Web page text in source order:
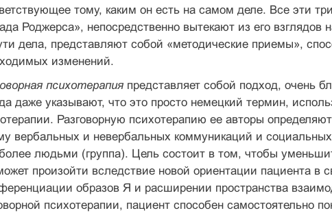
тому, каким он есть на самом деле. Все эти
Роджерса», непосредственно вытекают из его
дела, представляют собой «методические приемы»,
изменений.
психотерапия представляет собой подход, очень
даже указывают, что это просто немецкий термин,
Разговорную психотерапию ее авторы
вербальных и невербальных коммуникаций и
людьми (группа). Цель состоит в том, чтобы
произойти вследствие новой ориентации пациента в
образов Я и расширении пространства
психотерапии, пациент способен самостоятельно